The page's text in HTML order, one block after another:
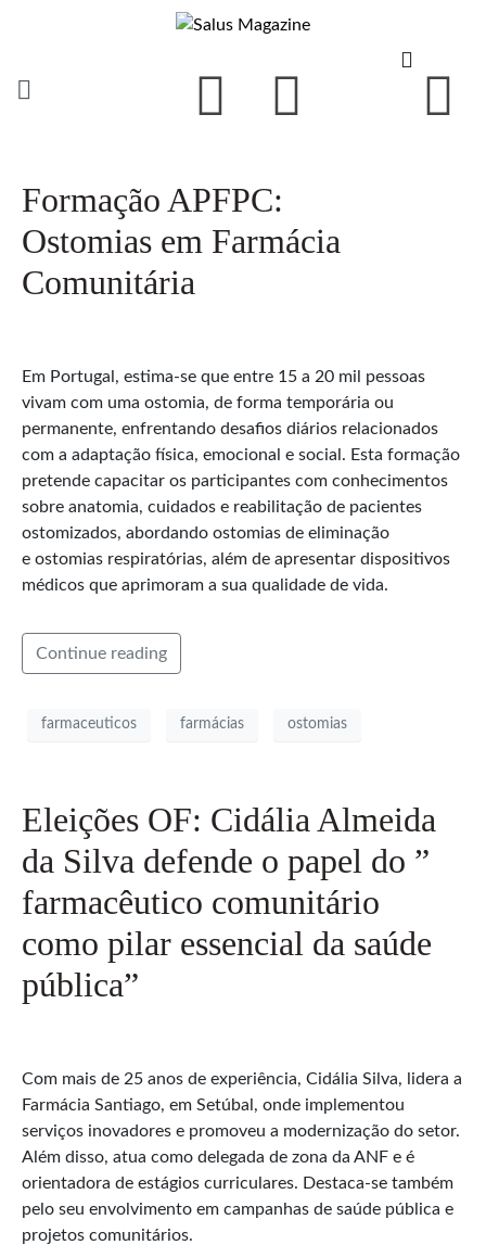
Formação APFPC:
Ostomias em Farmácia
Comunitária
Em Portugal, estima-se que entre 15 a 20 mil pessoas
vivam com uma ostomia, de forma temporária ou
permanente, enfrentando desafios diários relacionados
com a adaptação física, emocional e social. Esta formação
pretende capacitar os participantes com conhecimentos
sobre anatomia, cuidados e reabilitação de pacientes
ostomizados, abordando ostomias de eliminação
e ostomias respiratórias, além de apresentar dispositivos
médicos que aprimoram a sua qualidade de vida.
Continue reading
farmaceuticos farmácias ostomias
Eleições OF: Cidália Almeida
da Silva defende o papel do ”
farmacêutico comunitário
como pilar essencial da saúde
pública”
Com mais de 25 anos de experiência, Cidália Silva, lidera a
Farmácia Santiago, em Setúbal, onde implementou
serviços inovadores e promoveu a modernização do setor.
Além disso, atua como delegada de zona da ANF e é
orientadora de estágios curriculares. Destaca-se também
pelo seu envolvimento em campanhas de saúde pública e
projetos comunitários.